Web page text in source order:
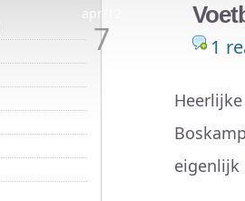
apr/12
7 1
eigenlijk